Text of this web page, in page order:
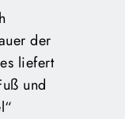
der
liefert
und